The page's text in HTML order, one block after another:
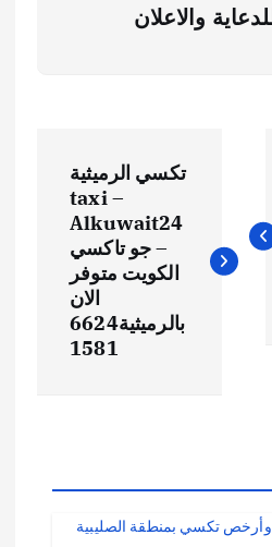
والاعلان
تكسي الرميثية
– taxi
Alkuwait24
– جو تاكسي
الكويت متوفر
الان
بالرميثية6624
1581